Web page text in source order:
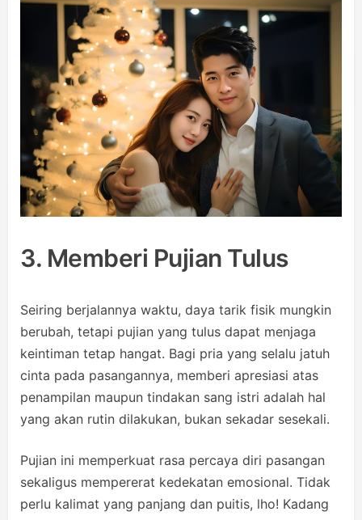
3. Memberi Pujian Tulus
Seiring berjalannya waktu, daya tarik fisik mungkin
berubah, tetapi pujian yang tulus dapat menjaga
keintiman tetap hangat. Bagi pria yang selalu jatuh
cinta pada pasangannya, memberi apresiasi atas
penampilan maupun tindakan sang istri adalah hal
yang akan rutin dilakukan, bukan sekadar sesekali.
Pujian ini memperkuat rasa percaya diri pasangan
sekaligus mempererat kedekatan emosional. Tidak
perlu kalimat yang panjang dan puitis, lho! Kadang